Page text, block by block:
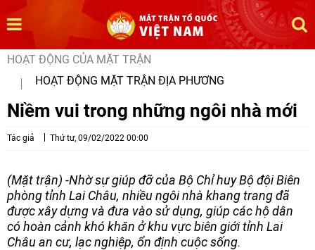
HOẠT ĐỘNG CỦA MẶT TRẬN
HOẠT ĐỘNG MẶT TRẬN ĐỊA PHƯƠNG
Niềm vui trong những ngôi nhà mới
Tác giả Thứ tư, 09/02/2022 00:00
(Mặt trận) -Nhờ sự giúp đỡ của Bộ Chỉ huy Bộ đội Biên
phòng tỉnh Lai Châu, nhiều ngôi nhà khang trang đã
được xây dựng và đưa vào sử dụng, giúp các hộ dân
có hoàn cảnh khó khăn ở khu vực biên giới tỉnh Lai
Châu an cư, lạc nghiệp, ổn định cuộc sống.